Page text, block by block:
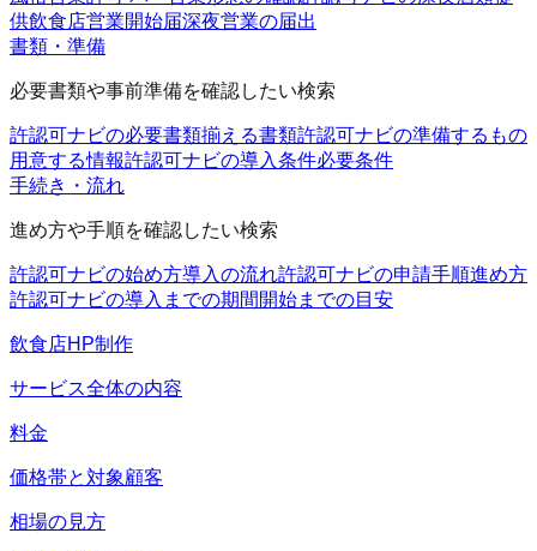
供飲食店営業開始届深夜営業の届出
書類・準備
必要書類や事前準備を確認したい検索
許認可ナビの必要書類揃える書類許認可ナビの準備するもの
用意する情報許認可ナビの導入条件必要条件
手続き・流れ
進め方や手順を確認したい検索
許認可ナビの始め方導入の流れ許認可ナビの申請手順進め方
許認可ナビの導入までの期間 開始までの目安
飲食店HP制作
サービス全体の内容
料金
価格帯と対象顧客
相場の見方